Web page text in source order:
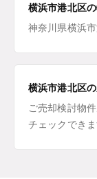
横浜市港北区
神奈川県横浜
横浜市港北区
ご売却検討物
チェックできま